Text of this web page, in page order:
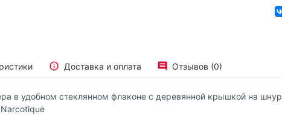
Доставка и оплата Отзывов (0)
в удобном стеклянном флаконе с деревянной крышкой на